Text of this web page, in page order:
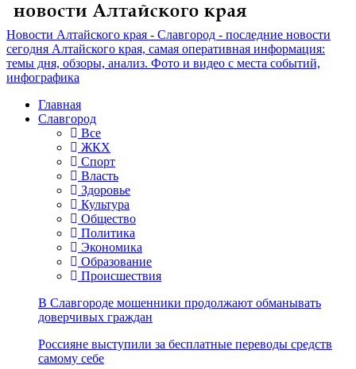
Новости Алтайского края - Славгород - последние новости
сегодня Алтайского края, самая оперативная информация:
темы дня, обзоры, анализ. Фото и видео с места событий,
инфографика
Главная
Славгород
Все
ЖКХ
Спорт
Власть
Здоровье
Культура
Общество
Политика
Экономика
Образование
Происшествия
В Славгороде мошенники продолжают обманывать
доверчивых граждан
Россияне выступили за бесплатные переводы средств
самому себе